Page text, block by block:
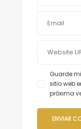
Guarde
sitio web
próxima